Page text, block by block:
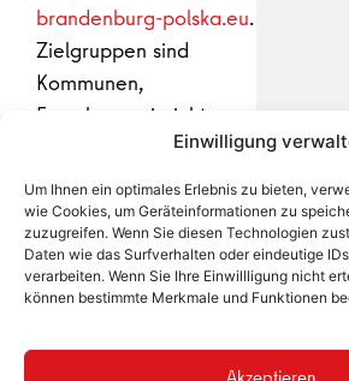
Einwilligung
Um Ihnen ein optimales Erlebnis zu bieten,
wie Cookies, um Geräteinformationen zu
zuzugreifen. Wenn Sie diesen Technologien
Daten wie das Surfverhalten oder eindeutige
verarbeiten. Wenn Sie Ihre Einwillligung nicht
können bestimmte Merkmale und Funktionen
brandenburg-polska.eu.
Zielgruppen sind
Kommunen,
Forschungseinrichtungen,
NGOs und KMU, die
gemeinsam an
Lösungen für
gemeinsame
Herausforderungen
arbeiten